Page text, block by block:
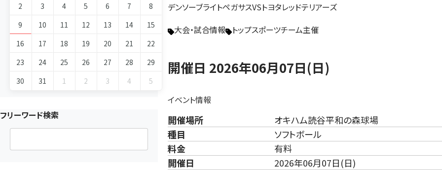
デンソーブライトペガサスVSトヨタレッドテリアーズ
大会・試合情報
トップスポーツチーム主催
開催日 2026年06月07日(日)
イベント情報
開催場所
オキハム読谷平和の森球場
種目
ソフトボール
料金
有料
開催日
2026年06月07日(日)
2
3 4 5 6 7
8
9
10 11 12 13 14
15
16
17 18 19 20 21
22
23
24 25 26 27 28
29
30
31 1 2 3 4 5
フリーワード検索